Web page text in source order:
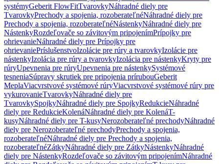
systémyGeberit FlowFitTvarovkyNáhradné diely pre
TvarovkyPrechody a spojenia, rozoberateľnéNáhradné diely pre
Prechody a spojenia, rozoberateľnéNástenkyNáhradné diely pre
NástenkyRozdeľovače so závitovým pripojenímPrípojky pre
ohrievanieNáhradné diely pre Prípojky pre
ohrievaniePríslušenstvoIzolácie pre rúry a tvarovkyIzolácie pre
nástenkyIzolácia pre rúry a tvarovkyIzolácia pre nástenkyKryty pre
rúryUpevnenia pre rúryUpevnenia pre nástenkySystémové
tesneniaSúpravy skrutiek pre pripojenia prírubouGeberit
MeplaViacvrstvové systémové rúryViacvrstvové systémové rúry pre
vykurovanieTvarovkyNáhradné diely pre
TvarovkySpojkyNáhradné diely pre SpojkyRedukcieNáhradné
diely pre RedukcieKolenáNáhradné diely pre KolenáT-
kusyNáhradné diely pre T-kusyNerozoberateľné prechodyNáhradné
diely pre Nerozoberateľné prechodyPrechody a spojenia,
rozoberateľnéNáhradné diely pre Prechody a spojenia,
rozoberateľnéZátkyNáhradné diely pre ZátkyNástenkyNáhradné
diely pre NástenkyRozdeľovače so závitovým pripojenímNáhradné